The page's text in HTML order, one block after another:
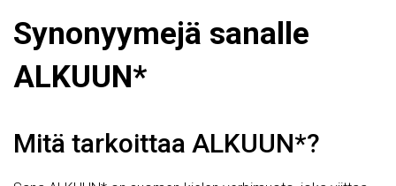
Synonyymejä sanalle
ALKUUN*
Mitä tarkoittaa ALKUUN*?